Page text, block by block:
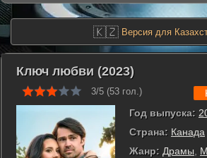
🇰🇿 Версия для
Ключ любви (2023)
3/5 (53 гол.)
Год выпуска:
Страна: Канада
Жанр: Драмы